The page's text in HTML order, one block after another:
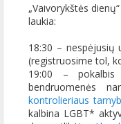
„Vaivorykštės
laukia:
18:30 – nespėjusių
(registruosime tol,
19:00 – pokalbis
bendruomenės
kontrolieriaus
kalbina LGBT*